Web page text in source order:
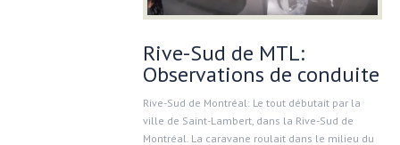
Rive-Sud de MTL:
Observations de conduite
Rive-Sud de Montréal: Le tout débutait par la
ville de Saint-Lambert, dans la Rive-Sud de
Montréal. La caravane roulait dans le milieu du